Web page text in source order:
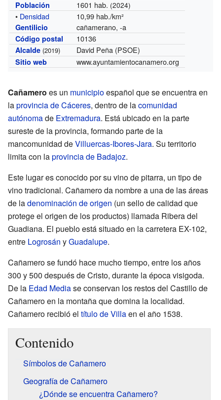
Población 1601 hab. (2024)
• Densidad 10,99 hab./km²
Gentilicio cañamerano, -a
Código postal 10136
Alcalde (2019) David Peña (PSOE)
Sitio web www.ayuntamientocanamero.org
Cañamero es un municipioespañol que se encuentra en
laprovincia de Cáceres, dentro de lacomunidad
autónomade Extremadura. Está ubicado en la parte
sureste de la provincia, formando parte de la
mancomunidad deVilluercas-Ibores-Jara. Su territorio
limita con laprovincia de Badajoz.
Este lugar es conocido por su vino de pitarra, un tipo de
vino tradicional. Cañamero da nombre a una de las áreas
de ladenominación de origen (un sello de calidad que
protege el origen de los productos) llamada Ribera del
Guadiana. El pueblo está situado en la carretera EX-102,
entre Logrosán yGuadalupe.
Cañamero se fundó hace mucho tiempo, entre los años
300 y 500 después de Cristo, durante la época visigoda.
De la Edad Mediase conservan los restos del Castillo de
Cañamero en la montaña que domina la localidad.
Cañamero recibió el título de Villaen el año 1538.
Contenido
Símbolos de Cañamero
Geografía de Cañamero
¿Dónde se encuentra Cañamero?